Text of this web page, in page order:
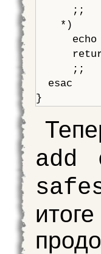
      ;;
    *)
echo
      ;;
  esac
add